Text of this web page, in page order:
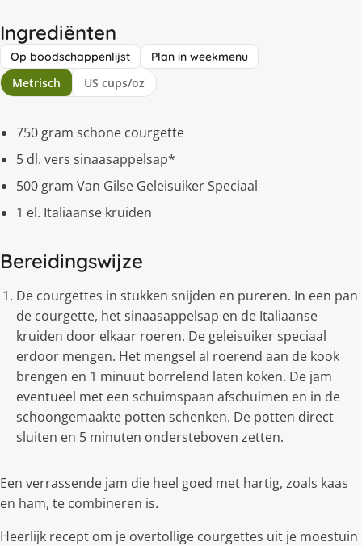
Ingrediënten
Op boodschappenlijst Plan in weekmenu
Metrisch US cups/oz
750 gram schone courgette
5 dl. vers sinaasappelsap*
500 gram Van Gilse Geleisuiker Speciaal
1 el. Italiaanse kruiden
Bereidingswijze
De courgettes in stukken snijden en pureren. In een pan
de courgette, het sinaasappelsap en de Italiaanse
kruiden door elkaar roeren. De geleisuiker speciaal
erdoor mengen. Het mengsel al roerend aan de kook
brengen en 1 minuut borrelend laten koken. De jam
eventueel met een schuimspaan afschuimen en in de
schoongemaakte potten schenken. De potten direct
sluiten en 5 minuten ondersteboven zetten.
Een verrassende jam die heel goed met hartig, zoals kaas
en ham, te combineren is.
Heerlijk recept om je overtollige courgettes uit je moestuin